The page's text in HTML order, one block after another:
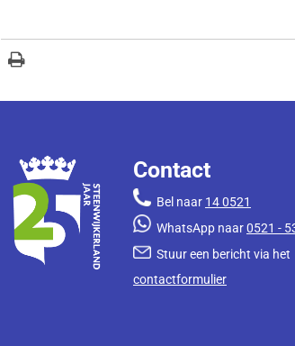
Contact
Bel naar 14 0521
WhatsApp naar0521 -
Stuur een bericht via het
contactformulier